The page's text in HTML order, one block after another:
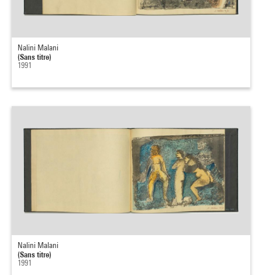
Nalini Malani
(Sans titre)
1991
Nalini Malani
(Sans titre)
1991